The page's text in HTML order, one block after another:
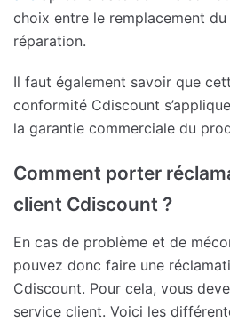
choix entre le remplacement
réparation.
Il faut également savoir que
conformité Cdiscount
la garantie commerciale du
Comment porter
client Cdiscount ?
En cas de problème et de
pouvez donc faire une
Cdiscount. Pour cela, vous
service client. Voici les